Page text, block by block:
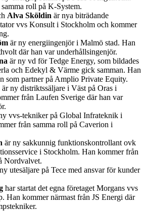
roll på K-System.
Alva Sköldin är nya biträdande
vvs Konsult i Stockholm och kommer
är ny energiingenjör i Malmö stad. Han
där han var underhållsingenjör.
är ny vd för Tedge Energy, som bildades
och Edekyl & Värme gick samman. Han
som partner på Amplio Private Equity.
är ny distriktssäljare i Väst på Oras i
från Laufen Sverige där han var
vvs-tekniker på Global Infrateknik i
från samma roll på Caverion i
är ny sakkunnig funktionskontrollant ovk
i Stockholm. Han kommer från
Nordvalvet.
utesäljare på Tece med ansvar för kunder
har startat det egna företaget Morgans vvs
Han kommer närmast från JS Energi där